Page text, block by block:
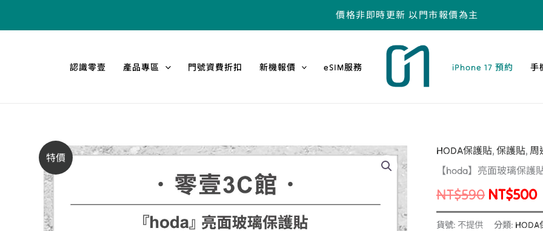
價格非即時更新 以門市報價為主
認識零壹 產品專區 門號資費折扣 新機報價 eSIM服務 iPhone 17 預約 手
特價
HODA保護貼, 保護貼, 周
【hoda】亮面玻璃保護
NT$590
原
始
價
NT$500
貨號: 不提供 分類: HODA
【hoda】
亮
面
璃